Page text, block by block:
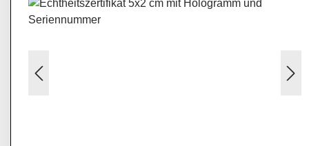
Bildergalerie überspringen